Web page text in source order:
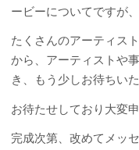
ービーについてですが
たくさんのアーティス
から、アーティストや
き、もう少しお待ちい
お待たせしており大変
完成次第、改めてメッ